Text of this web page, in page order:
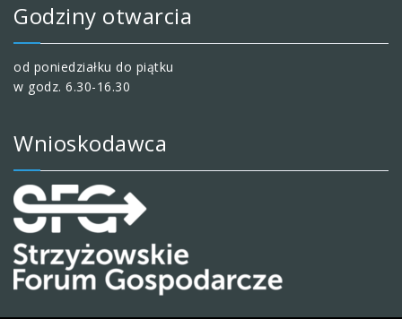
Godziny otwarcia
od poniedziałku do piątku
w godz. 6.30-16.30
Wnioskodawca